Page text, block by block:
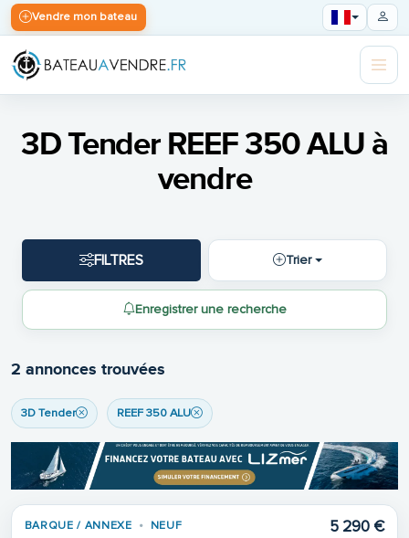
Vendre mon bateau
3D Tender REEF 350 ALU à
vendre
FILTRES Trier
Enregistrer une recherche
2 annonces trouvées
3D Tender REEF 350 ALU
BARQUE / ANNEXE NEUF 5 290 €